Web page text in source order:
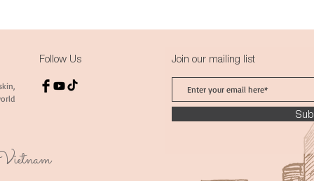
Follow Us Join our mailing list